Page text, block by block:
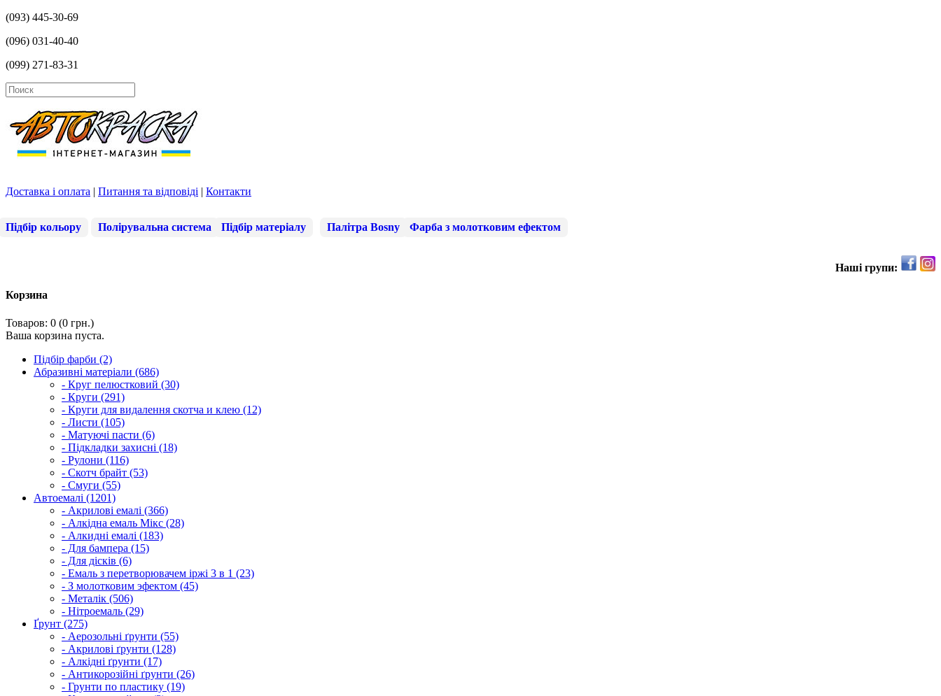
(093) 445-30-69
(096) 031-40-40
(099) 271-83-31
Доставка і оплата | Питання та відповіді | Контакти
Підбір кольору Полірувальна система Підбір матеріалу Палітра Bosny Фарба з молотковим ефектом
Наші групи:
Корзина
Товаров: 0 (0 грн.)
Ваша корзина пуста.
Підбір фарби (2)
Абразивні матеріали (686)
- Круг пелюстковий (30)
- Круги (291)
- Круги для видалення скотча и клею (12)
- Листи (105)
- Матуючі пасти (6)
- Підкладки захисні (18)
- Рулони (116)
- Скотч брайт (53)
- Смуги (55)
Автоемалі (1201)
- Акрилові емалі (366)
- Алкідна емаль Мікс (28)
- Алкидні емалі (183)
- Для бампера (15)
- Для дісків (6)
- Емаль з перетворювачем іржі 3 в 1 (23)
- З молотковим эфектом (45)
- Металік (506)
- Нітроемаль (29)
Ґрунт (275)
- Аерозольні ґрунти (55)
- Акрилові ґрунти (128)
- Алкідні ґрунти (17)
- Антикорозійні ґрунти (26)
- Грунти по пластику (19)